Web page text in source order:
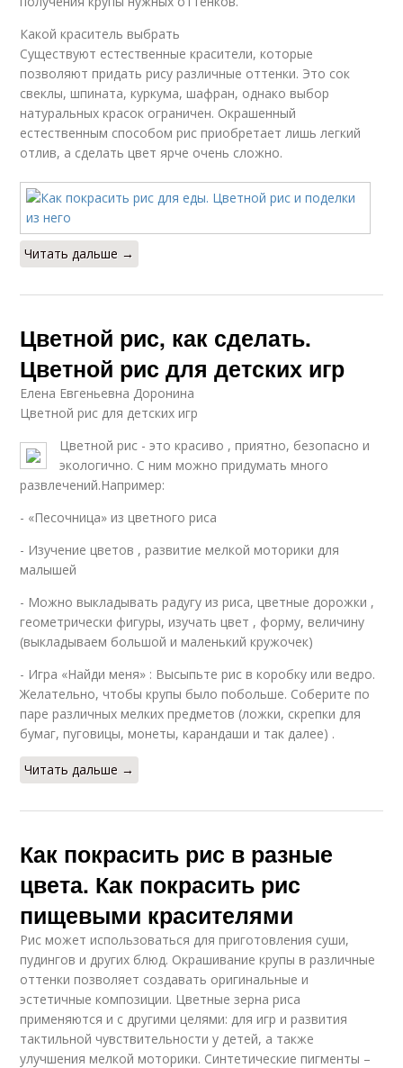
Какой краситель выбрать
Существуют естественные красители, которые
позволяют придать рису различные оттенки. Это сок
свеклы, шпината, куркума, шафран, однако выбор
натуральных красок ограничен. Окрашенный
естественным способом рис приобретает лишь легкий
отлив, а сделать цвет ярче очень сложно.
Читать дальше →
Цветной рис, как сделать.
Цветной рис для детских игр
Елена Евгеньевна Доронина
Цветной рис для детских игр
Цветной рис - это красиво , приятно, безопасно и
экологично. С ним можно придумать много
развлечений.Например:
- «Песочница» из цветного риса
- Изучение цветов , развитие мелкой моторики для
малышей
- Можно выкладывать радугу из риса, цветные дорожки ,
геометрически фигуры, изучать цвет , форму, величину
(выкладываем большой и маленький кружочек)
- Игра «Найди меня» : Высыпьте рис в коробку или ведро.
Желательно, чтобы крупы было побольше. Соберите по
паре различных мелких предметов (ложки, скрепки для
бумаг, пуговицы, монеты, карандаши и так далее) .
Читать дальше →
Как покрасить рис в разные
цвета. Как покрасить рис
пищевыми красителями
Рис может использоваться для приготовления суши,
пудингов и других блюд. Окрашивание крупы в различные
оттенки позволяет создавать оригинальные и
эстетичные композиции. Цветные зерна риса
применяются и с другими целями: для игр и развития
тактильной чувствительности у детей, а также
улучшения мелкой моторики. Синтетические пигменты –